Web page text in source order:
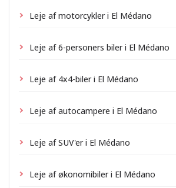
Leje af motorcykler i El Médano
Leje af 6-personers biler i El Médano
Leje af 4x4-biler i El Médano
Leje af autocampere i El Médano
Leje af SUV'er i El Médano
Leje af økonomibiler i El Médano